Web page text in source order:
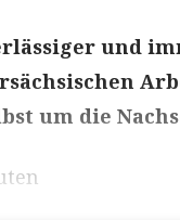
und
um die